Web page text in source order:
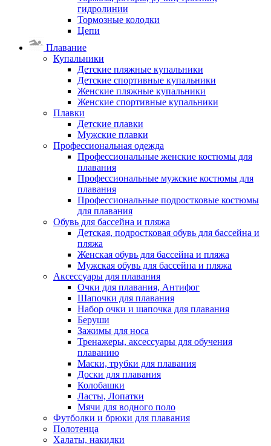
гидролинии
Тормозные колодки
Цепи
Плавание
Купальники
Детские пляжные купальники
Детские спортивные купальники
Женские пляжные купальники
Женские спортивные купальники
Плавки
Детские плавки
Мужские плавки
Профессиональная одежда
Профессиональные женские костюмы для
плавания
Профессиональные мужские костюмы для
плавания
Профессиональные подростковые костюмы
для плавания
Обувь для бассейна и пляжа
Детская, подростковая обувь для бассейна и
пляжа
Женская обувь для бассейна и пляжа
Мужская обувь для бассейна и пляжа
Аксессуары для плавания
Очки для плавания, Антифог
Шапочки для плавания
Набор очки и шапочка для плавания
Беруши
Зажимы для носа
Тренажеры, аксессуары для обучения
плаванию
Маски, трубки для плавания
Доски для плавания
Колобашки
Ласты, Лопатки
Мячи для водного поло
Футболки и брюки для плавания
Полотенца
Халаты, накидки